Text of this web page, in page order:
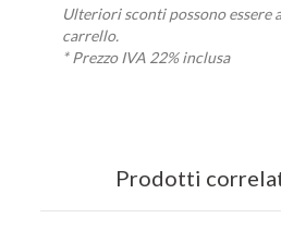
Ulteriori sconti possono essere
carrello.
* Prezzo IVA 22% inclusa
Prodotti